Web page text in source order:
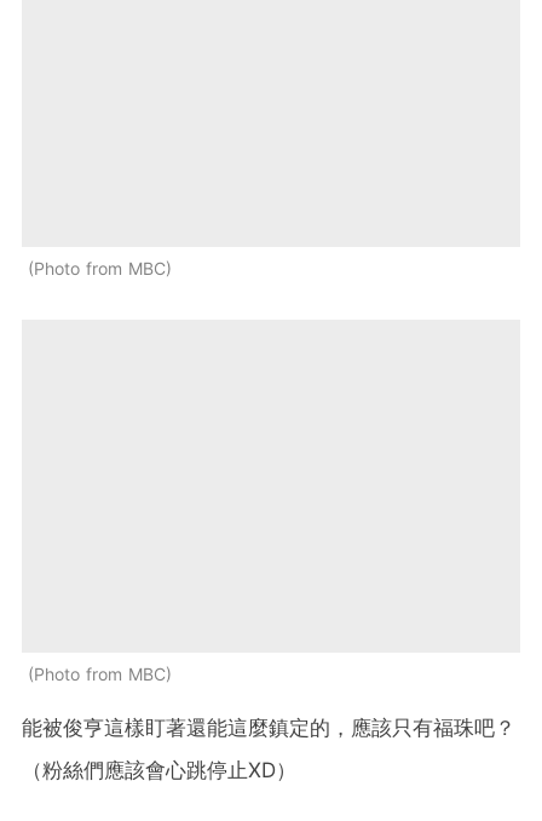
Photo from MBC
Photo from MBC
能被俊亨這樣盯著還能這麼鎮定的，應該只有福珠吧？
（粉絲們應該會心跳停止XD）